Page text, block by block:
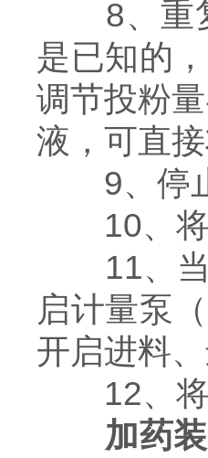
8、重复
是已知的
调节投粉
液，可直
9、停止
10、将
11、当
启计量泵
开启进料、
12、将
加药